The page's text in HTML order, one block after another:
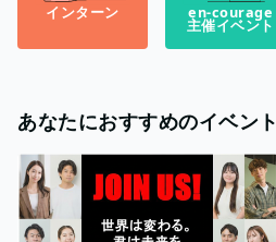
インターン en-courage
主催イベント
あなたにおすすめのイベント